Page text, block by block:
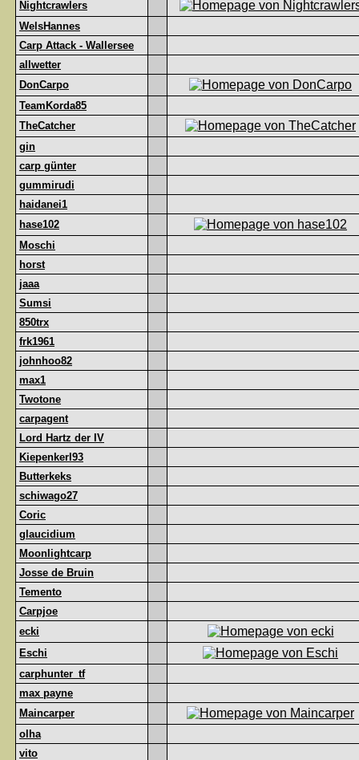
Nightcrawlers
WelsHannes
Carp Attack - Wallersee
allwetter
DonCarpo
TeamKorda85
TheCatcher
gin
carp günter
gummirudi
haidanei1
hase102
Moschi
horst
jaaa
Sumsi
850trx
frk1961
johnhoo82
max1
Twotone
carpagent
Lord Hartz der IV
Kiepenkerl93
Butterkeks
schiwago27
Coric
glaucidium
Moonlightcarp
Josse de Bruin
Temento
Carpjoe
ecki
Eschi
carphunter_tf
max payne
Maincarper
olha
vito